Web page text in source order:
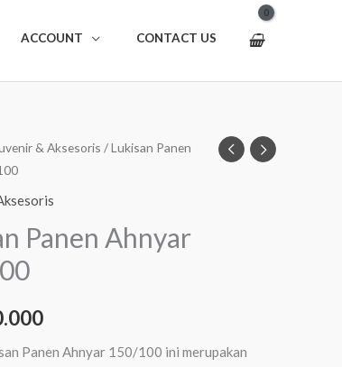
ACCOUNT CONTACT US
& Aksesoris / Lukisan Panen
Panen Ahnyar
Panen Ahnyar 150/100 ini merupakan